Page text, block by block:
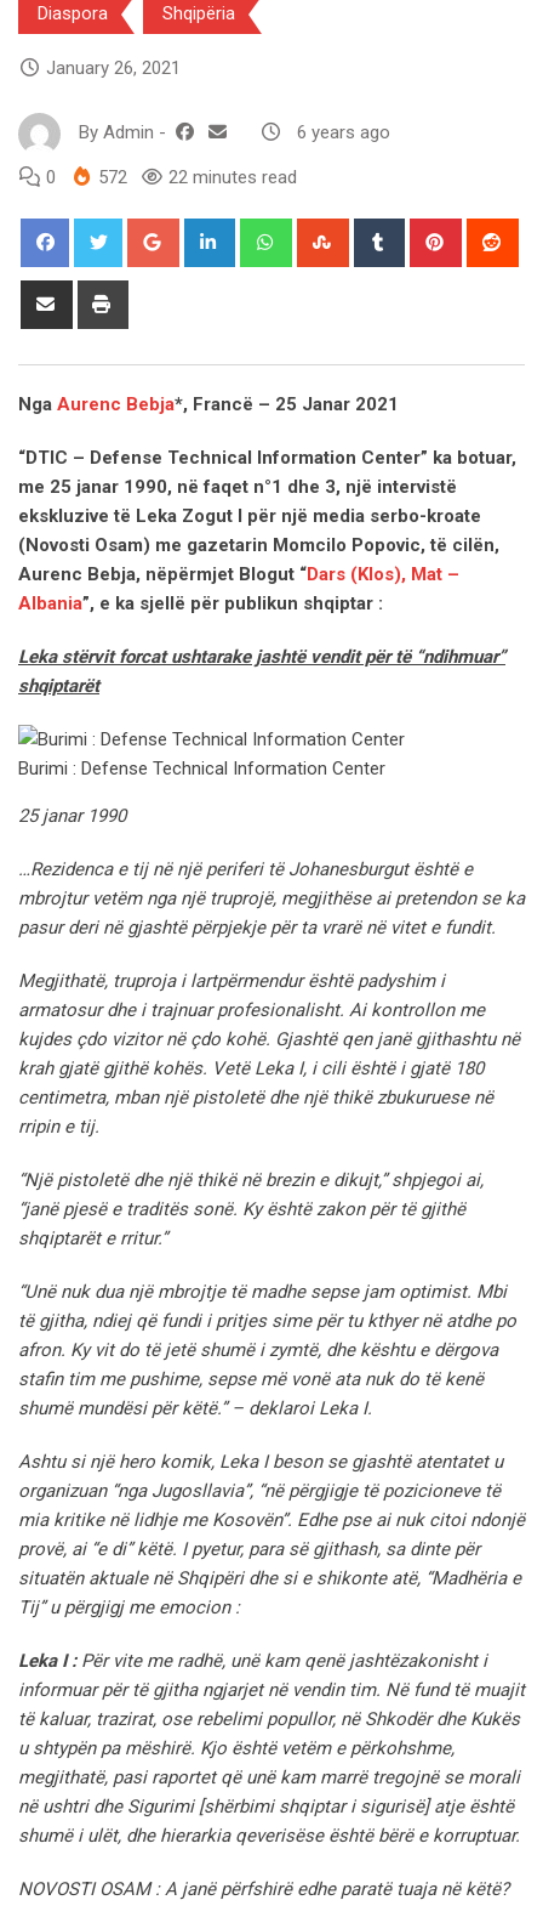
Diaspora Shqipëria
January 26, 2021
By Admin - 6 years ago
0 572 22 minutes read
Google+ LinkedIn WhatsappStumbleUpon
Tumblr Pinterest
Share
Nga Aurenc Bebja*, Francë – 25 Janar 2021
“DTIC – Defense Technical Information Center” ka botuar,
me 25 janar 1990, në faqet n°1 dhe 3, një intervistë
ekskluzive të Leka Zogut I për një media serbo-kroate
(Novosti Osam) me gazetarin Momcilo Popovic, të cilën,
Aurenc Bebja, nëpërmjet Blogut “Dars (Klos), Mat –
Albania”, e ka sjellë për publikun shqiptar :
Leka stërvit forcat ushtarake jashtë vendit për të “ndihmuar”
shqiptarët
Burimi : Defense Technical Information Center
25 janar 1990
…Rezidenca e tij në një periferi të Johanesburgut është e
mbrojtur vetëm nga një truprojë, megjithëse ai pretendon se ka
pasur deri në gjashtë përpjekje për ta vrarë në vitet e fundit.
Megjithatë, truproja i lartpërmendur është padyshim i
armatosur dhe i trajnuar profesionalisht. Ai kontrollon me
kujdes çdo vizitor në çdo kohë. Gjashtë qen janë gjithashtu në
krah gjatë gjithë kohës. Vetë Leka I, i cili është i gjatë 180
centimetra, mban një pistoletë dhe një thikë zbukuruese në
rripin e tij.
“Një pistoletë dhe një thikë në brezin e dikujt,” shpjegoi ai,
“janë pjesë e traditës sonë. Ky është zakon për të gjithë
shqiptarët e rritur.”
“Unë nuk dua një mbrojtje të madhe sepse jam optimist. Mbi
të gjitha, ndiej që fundi i pritjes sime për tu kthyer në atdhe po
afron. Ky vit do të jetë shumë i zymtë, dhe kështu e dërgova
stafin tim me pushime, sepse më vonë ata nuk do të kenë
shumë mundësi për këtë.” – deklaroi Leka I.
Ashtu si një hero komik, Leka I beson se gjashtë atentatet u
organizuan “nga Jugosllavia”, “në përgjigje të pozicioneve të
mia kritike në lidhje me Kosovën”. Edhe pse ai nuk citoi ndonjë
provë, ai “e di” këtë. I pyetur, para së gjithash, sa dinte për
situatën aktuale në Shqipëri dhe si e shikonte atë, “Madhëria e
Tij” u përgjigj me emocion :
Leka I : Për vite me radhë, unë kam qenë jashtëzakonisht i
informuar për të gjitha ngjarjet në vendin tim. Në fund të muajit
të kaluar, trazirat, ose rebelimi popullor, në Shkodër dhe Kukës
u shtypën pa mëshirë. Kjo është vetëm e përkohshme,
megjithatë, pasi raportet që unë kam marrë tregojnë se morali
në ushtri dhe Sigurimi [shërbimi shqiptar i sigurisë] atje është
shumë i ulët, dhe hierarkia qeverisëse është bërë e korruptuar.
NOVOSTI OSAM : A janë përfshirë edhe paratë tuaja në këtë?